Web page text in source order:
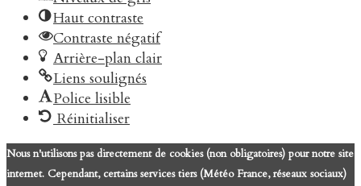
Haut contraste
Contraste négatif
Arrière-plan clair
Liens soulignés
Police lisible
Réinitialiser
Nous n'utilisons pas directement de cookies (non obligatoires) pour notre site
internet. Cependant, certains services tiers (Météo France, réseaux sociaux)